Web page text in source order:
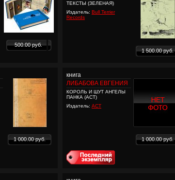
500.00 руб.
ТЕКСТЫ (ЗЕЛЕНАЯ)
Издатель: Bull Terrier
Records
1 500.00 руб.
1 000.00 руб.
книга
ЛИБАБОВА ЕВГЕНИЯ
КОРОЛЬ И ШУТ АНГЕЛЫ
ПАНКА (АСТ)
Издатель: АСТ
1 000.00 руб.